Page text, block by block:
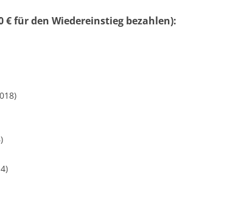
€ für den Wiedereinstieg bezahlen):